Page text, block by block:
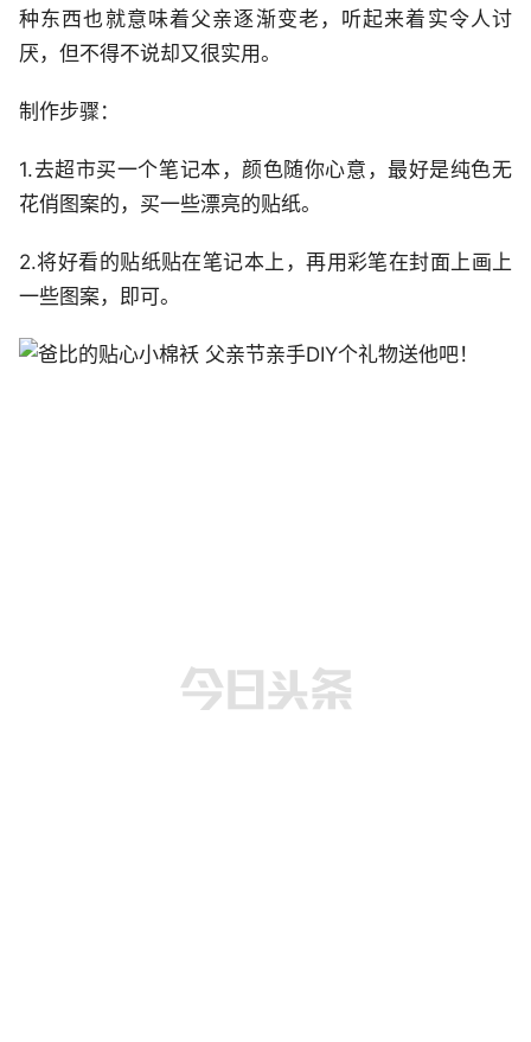
种东西也就意味着父亲逐渐变老，听起来着实令人讨
厌，但不得不说却又很实用。
制作步骤：
1.去超市买一个笔记本，颜色随你心意，最好是纯色无
花俏图案的，买一些漂亮的贴纸。
2.将好看的贴纸贴在笔记本上，再用彩笔在封面上画上
一些图案，即可。